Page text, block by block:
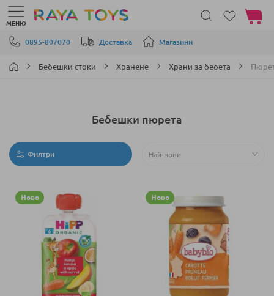
Прескачане към съдържанието
0895-807070 Доставка Магазини
МЕНЮ
Моята
Бебешки стоки Хранене Храни за бебета
Бебешки пюрета
Филтри
Ново Ново